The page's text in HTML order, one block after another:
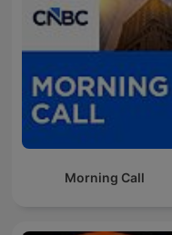
Morning Call